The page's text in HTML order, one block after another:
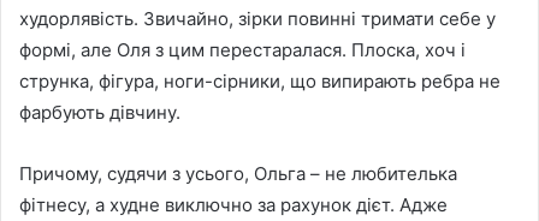
худорлявість. Звичайно, зірки повинні тримати себе у
формі, але Оля з цим перестаралася. Плоска, хоч і
струнка, фігура, ноги-сірники, що випирають ребра не
фарбують дівчину.
Причому, судячи з усього, Ольга – не любителька
фітнесу, а худне виключно за рахунок дієт. Адже